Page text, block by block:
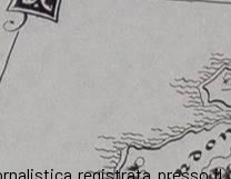
registrata presso il